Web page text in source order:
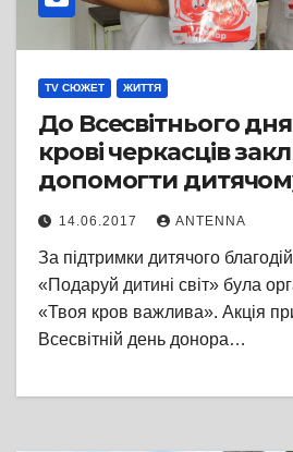
TV СЮЖЕТ ЖИТТЯ
До Всесвітнього
крові черкасців
допомогти
онкології
14.06.2017 ANTENNA
За підтримки дитячого
«Подаруй дитині світ» була
«Твоя кров важлива». Акція
Всесвітній день донора…